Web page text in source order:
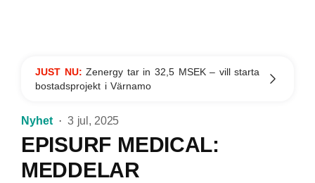
JUST NU:Zenergy tar in 32,5 MSEK – vill starta
bostadsprojekt i Värnamo
Nyhet 3 jul, 2025
EPISURF MEDICAL:
MEDDELAR